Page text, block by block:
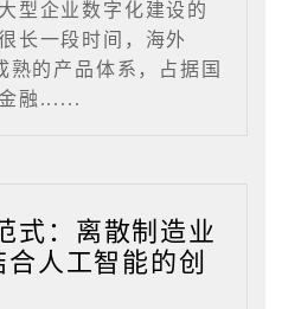
型企业数字化建设的
长一段时间，海外
熟的产品体系，占据国
融......
式：离散制造业
人工智能的创